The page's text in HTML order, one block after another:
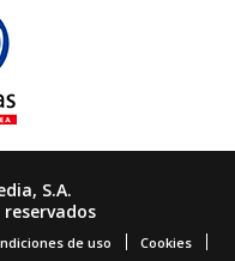
S.A.
de uso Cookies